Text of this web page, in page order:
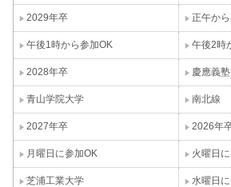
2029年卒 正午か
午後1時から参加OK 午後2時
2028年卒 慶應義
青山学院大学 南北線
2027年卒 2026年
月曜日に参加OK 火曜日
芝浦工業大学 水曜日